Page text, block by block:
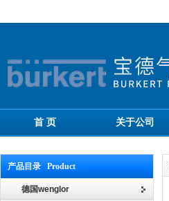
首 页 关于公司
产品目录 Product
德国wenglor